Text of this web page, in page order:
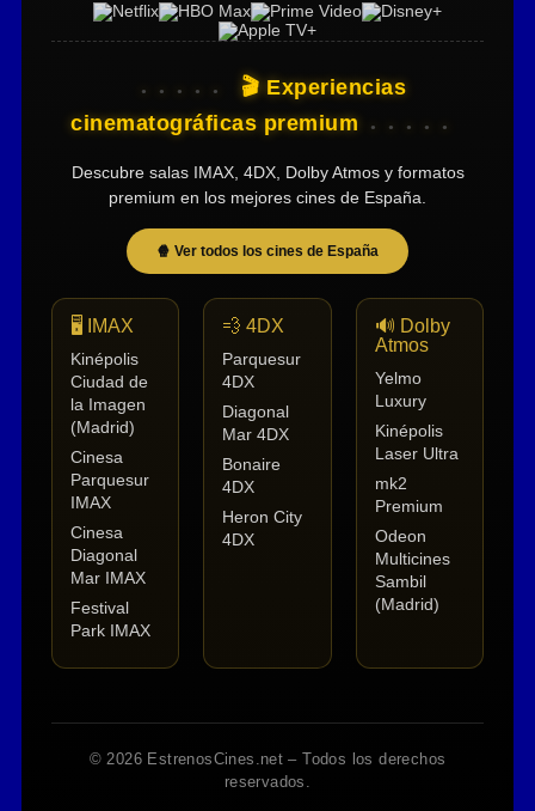
🎬 Experiencias
cinematográficas premium
Descubre salas IMAX, 4DX, Dolby Atmos y formatos
premium en los mejores cines de España.
🍿 Ver todos los cines de España
🖥️ IMAX
Kinépolis
Ciudad de
la Imagen
(Madrid)
Cinesa
Parquesur
IMAX
Cinesa
Diagonal
Mar IMAX
Festival
Park IMAX
💨 4DX
Parquesur
4DX
Diagonal
Mar 4DX
Bonaire
4DX
Heron City
4DX
🔊 Dolby
Atmos
Yelmo
Luxury
Kinépolis
Laser Ultra
mk2
Premium
Odeon
Multicines
Sambil
(Madrid)
© 2026 EstrenosCines.net – Todos los derechos
reservados.